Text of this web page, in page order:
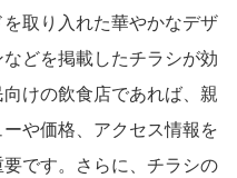
取り入れた華やかなデザ
どを掲載したチラシが効
けの飲食店であれば、親
や価格、アクセス情報を
です。さらに、チラシの